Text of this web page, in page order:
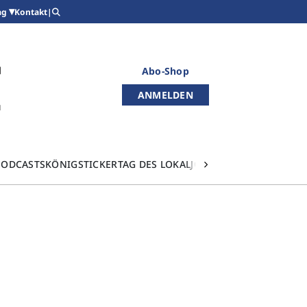
Kontakt|
Abo-Shop
ANMELDEN
KÖNIGSTICKERTAG DES LOKALJOURNALISMUS